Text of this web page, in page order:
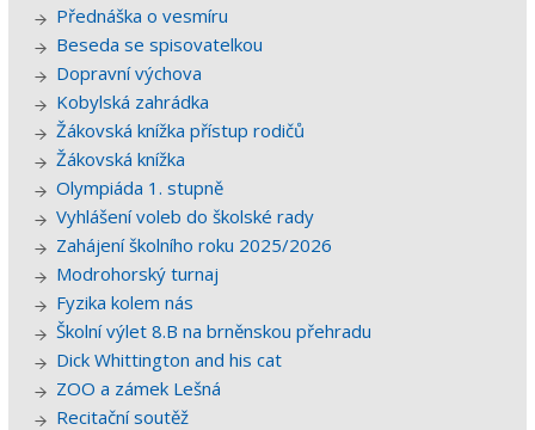
Přednáška o vesmíru
Beseda se spisovatelkou
Dopravní výchova
Kobylská zahrádka
Žákovská knížka přístup rodičů
Žákovská knížka
Olympiáda 1. stupně
Vyhlášení voleb do školské rady
Zahájení školního roku 2025/2026
Modrohorský turnaj
Fyzika kolem nás
Školní výlet 8.B na brněnskou přehradu
Dick Whittington and his cat
ZOO a zámek Lešná
Recitační soutěž